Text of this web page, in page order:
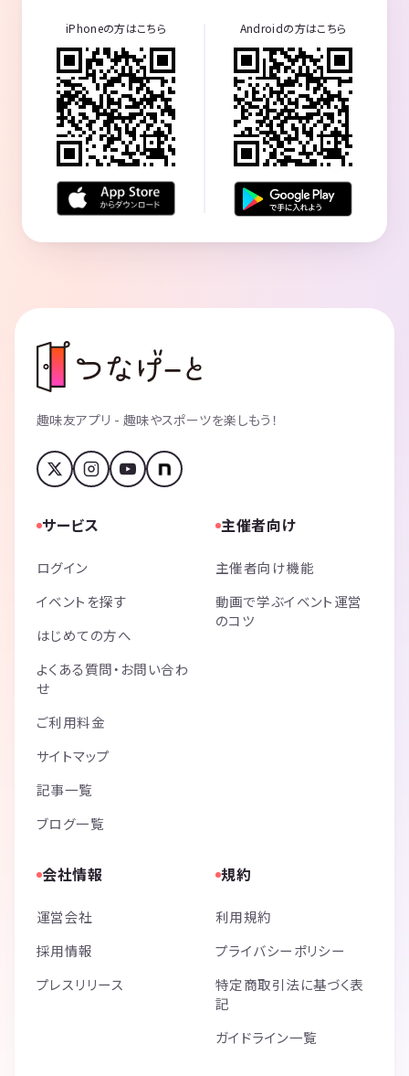
iPhoneの方はこちら Androidの方はこちら
趣味友アプリ - 趣味やスポーツを楽しもう！
サービス
ログイン
イベントを探す
はじめての方へ
よくある質問・お問い合わ
せ
ご利用料金
サイトマップ
記事一覧
ブログ一覧
主催者向け
主催者向け機能
動画で学ぶイベント運営
のコツ
会社情報
運営会社
採用情報
プレスリリース
規約
利用規約
プライバシーポリシー
特定商取引法に基づく表
記
ガイドライン一覧